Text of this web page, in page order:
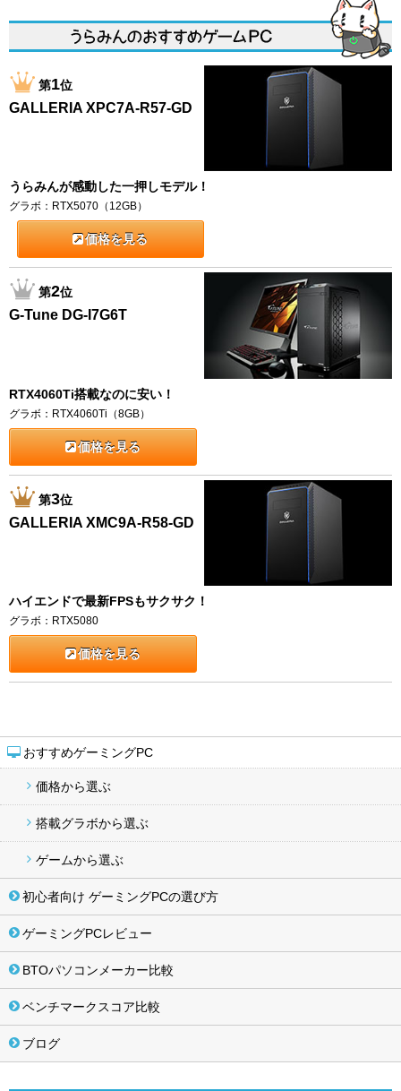
おすすめゲーミングPC
価格から選ぶ
搭載グラボから選ぶ
ゲームから選ぶ
初心者向け ゲーミングPCの選び方
ゲーミングPCレビュー
BTOパソコンメーカー比較
ベンチマークスコア比較
ブログ
第1位
GALLERIA XPC7A-R57-GD
うらみんが感動した一押しモデル！
グラボ：RTX5070（12GB）
価格を見る
第2位
G-Tune DG-I7G6T
RTX4060Ti搭載なのに安い！
グラボ：RTX4060Ti（8GB）
価格を見る
第3位
GALLERIA XMC9A-R58-GD
ハイエンドで最新FPSもサクサク！
グラボ：RTX5080
価格を見る